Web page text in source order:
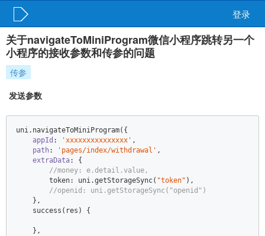
登录
关于navigateToMiniProgram微信小程序跳转另一个
小程序的接收参数和传参的问题
传参
发送参数
uni.navigateToMiniProgram({
appId : 'xxxxxxxxxxxxxxx' ,
path: 'pages/index/withdrawal' ,
extraData: {
//money: e.detail.value,
        token: uni.getStorageSync(
"token" ),
//openid: uni.getStorageSync("openid")
    },
    success(res) {
    },